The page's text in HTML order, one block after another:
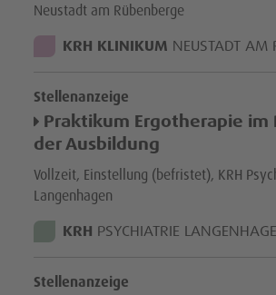
Neustadt am Rübenberge
STANDORT:
KRH KLINIKUM NEUSTADT AM
Stellenanzeige
Praktikum Ergotherapie im
der Ausbildung
Vollzeit, Einstellung (befristet), KRH
Langenhagen
STANDORT:
KRH PSYCHIATRIE
Stellenanzeige